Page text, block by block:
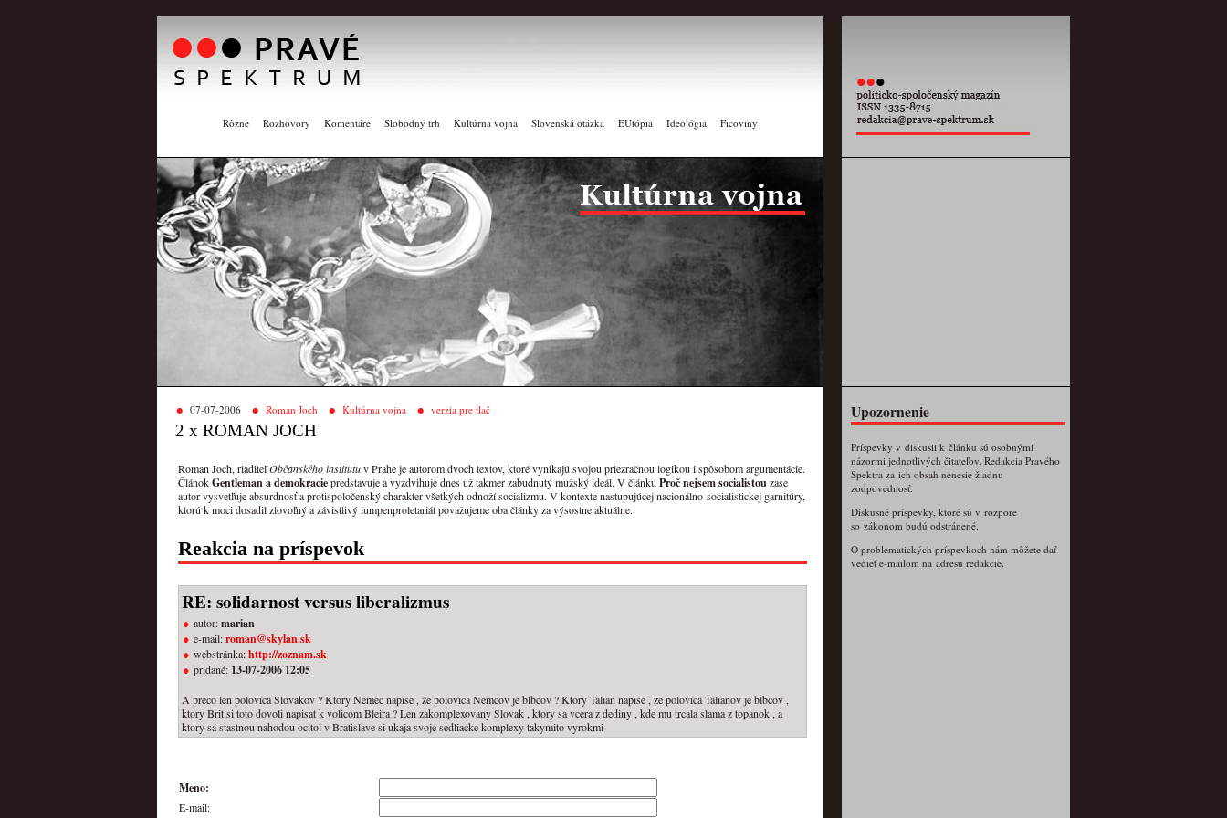
Rôzne Rozhovory Komentáre Slobodný trh Kultúrna vojna Slovenská otázka EUtópia Ideológia Ficoviny
07-07-2006 Roman Joch Kultúrna vojna verzia pre tlač
2 x ROMAN JOCH
Roman Joch, riaditeľObčanského institutuv Prahe je autorom dvoch textov, ktoré vynikajú svojou priezračnou logikou i spôsobom argumentácie.
ČlánokGentleman a demokraciepredstavuje a vyzdvihuje dnes už takmer zabudnutý mužský ideál. V článku Proč nejsem socialistouzase
autor vysvetľuje absurdnosť a protispoločenský charakter všetkých odnoží socializmu. V kontexte nastupujúcej nacionálno-socialistickej garnitúry,
ktorú k moci dosadil zlovoľný a závistlivý lumpenproletariát považujeme oba články za výsostne aktuálne.
Reakcia na príspevok
RE: solidarnost versus liberalizmus
autor:marian
e-mail:roman@skylan.sk
webstránka:http://zoznam.sk
pridané: 13-07-2006 12:05
A preco len polovica Slovakov ? Ktory Nemec napise , ze polovica Nemcov je blbcov ? Ktory Talian napise , ze polovica Talianov je blbcov ,
ktory Brit si toto dovoli napisat k volicom Bleira ? Len zakomplexovany Slovak , ktory sa vcera z dediny , kde mu trcala slama z topanok , a
ktory sa stastnou nahodou ocitol v Bratislave si ukaja svoje sedliacke komplexy takymito vyrokmi
Meno:
E-mail:
Upozornenie
Príspevky v diskusii k článku sú osobnými
názormi jednotlivých čitateľov. Redakcia Pravého
Spektra za ich obsah nenesie žiadnu
zodpovednosť.
Diskusné príspevky, ktoré sú v rozpore
so zákonom budú odstránené.
O problematických príspevkoch nám môžete dať
vedieť e-mailom na adresu redakcie.